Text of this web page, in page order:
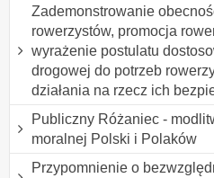
Zademonstrowanie
rowerzystów, promocja
wyrażenie postulatu
drogowej do potrzeb
działania na rzecz ich
Publiczny Różaniec -
moralnej Polski i Polaków
Przypomnienie o